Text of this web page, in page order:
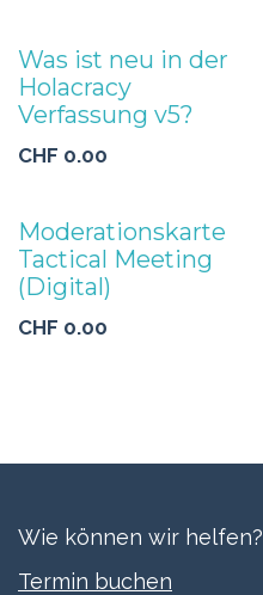
Was ist neu in der
Holacracy
Verfassung v5?
CHF 0.00
Moderationskarte
Tactical Meeting
(Digital)
CHF 0.00
Wie können wir helfen?
Termi​n buchen